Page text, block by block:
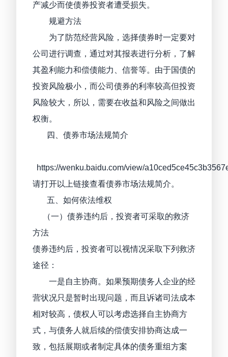
产减少而使债券投资者遭受损失。
规避方法
为了防范经营风险，选择债券时一定要对
公司进行调查，通过对其报表进行分析，了解
其盈利能力和偿债能力、信誉等。由于国债的
投资风险极小，而公司债券的利率较高但投资
风险较大，所以，需要在收益和风险之间做出
权衡。
四、债券市场法规简介
https://wenku.baidu.com/view/
请打开以上链接查看债券市场法规简介。
五、如何依法维权
（一）债券违约后，投资者可采取的救济
方法
债券违约后，投资者可以视情况采取下列救济
途径：
一是自主协商。如果预期债务人企业的经
营状况只是暂时出现问题，而且诉诸司法成本
相对较高，债权人可以考虑选择自主协商方
式，与债务人就后续的偿债安排协商达成一
致，包括展期或者制定具体的债务重组方案